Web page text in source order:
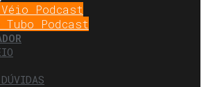
Podcast
Tubo Podcast